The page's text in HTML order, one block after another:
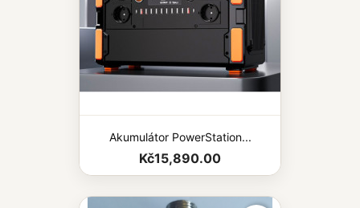
Akumulátor PowerStation...
Kč15,890.00